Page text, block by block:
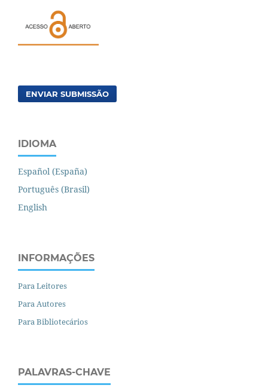
ENVIAR SUBMISSÃO
IDIOMA
Español (España)
Português (Brasil)
English
INFORMAÇÕES
Para Leitores
Para Autores
Para Bibliotecários
PALAVRAS-CHAVE